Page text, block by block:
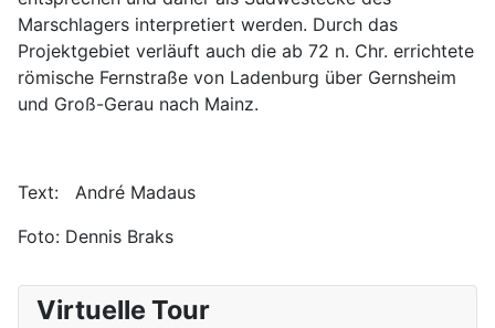
Marschlagers interpretiert werden. Durch das
Projektgebiet verläuft auch die ab 72 n. Chr. errichtete
römische Fernstraße von Ladenburg über Gernsheim
und Groß-Gerau nach Mainz.
Text: André Madaus
Foto: Dennis Braks
Virtuelle Tour